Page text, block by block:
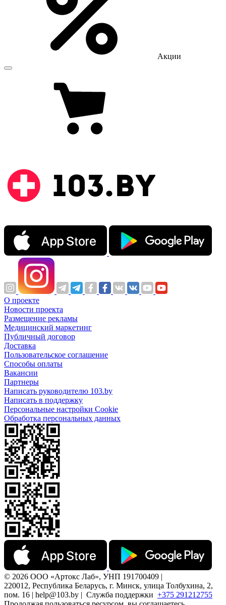
Акции
О проекте
Новости проекта
Размещение рекламы
Медицинский маркетинг
Публичный договор
Доставка
Пользовательское соглашение
Способы оплаты
Вакансии
Партнеры
Написать руководителю 103.by
Написать в поддержку
Персональные настройки Cookie
Обработка персональных данных
© 2026 ООО «Артокс Лаб», УНП 191700409 |
220012, Республика Беларусь, г. Минск, улица Толбухина, 2,
пом. 16 | help@103.by | Служба поддержки +375 291212755